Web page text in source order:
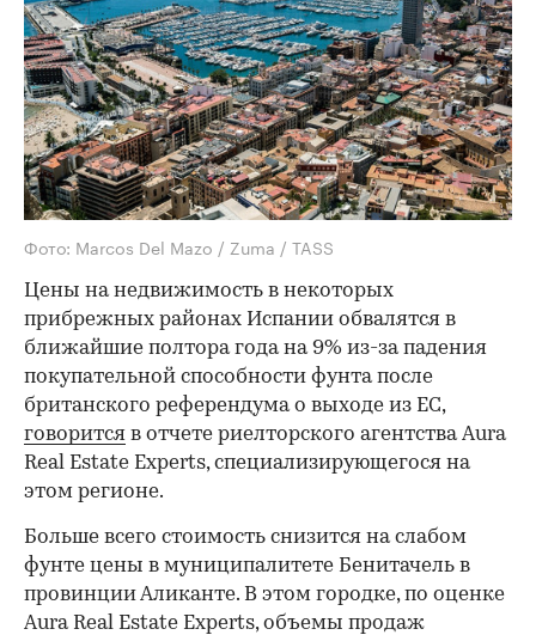
Фото: Marcos Del Mazo / Zuma / TASS
Цены на недвижимость в некоторых
прибрежных районах Испании обвалятся в
ближайшие полтора года на 9% из-за падения
покупательной способности фунта после
британского референдума о выходе из ЕС,
говорится в отчете риелторского агентства Aura
Real Estate Experts, специализирующегося на
этом регионе.
Больше всего стоимость снизится на слабом
фунте цены в муниципалитете Бенитачель в
провинции Аликанте. В этом городке, по оценке
Aura Real Estate Experts, объемы продаж